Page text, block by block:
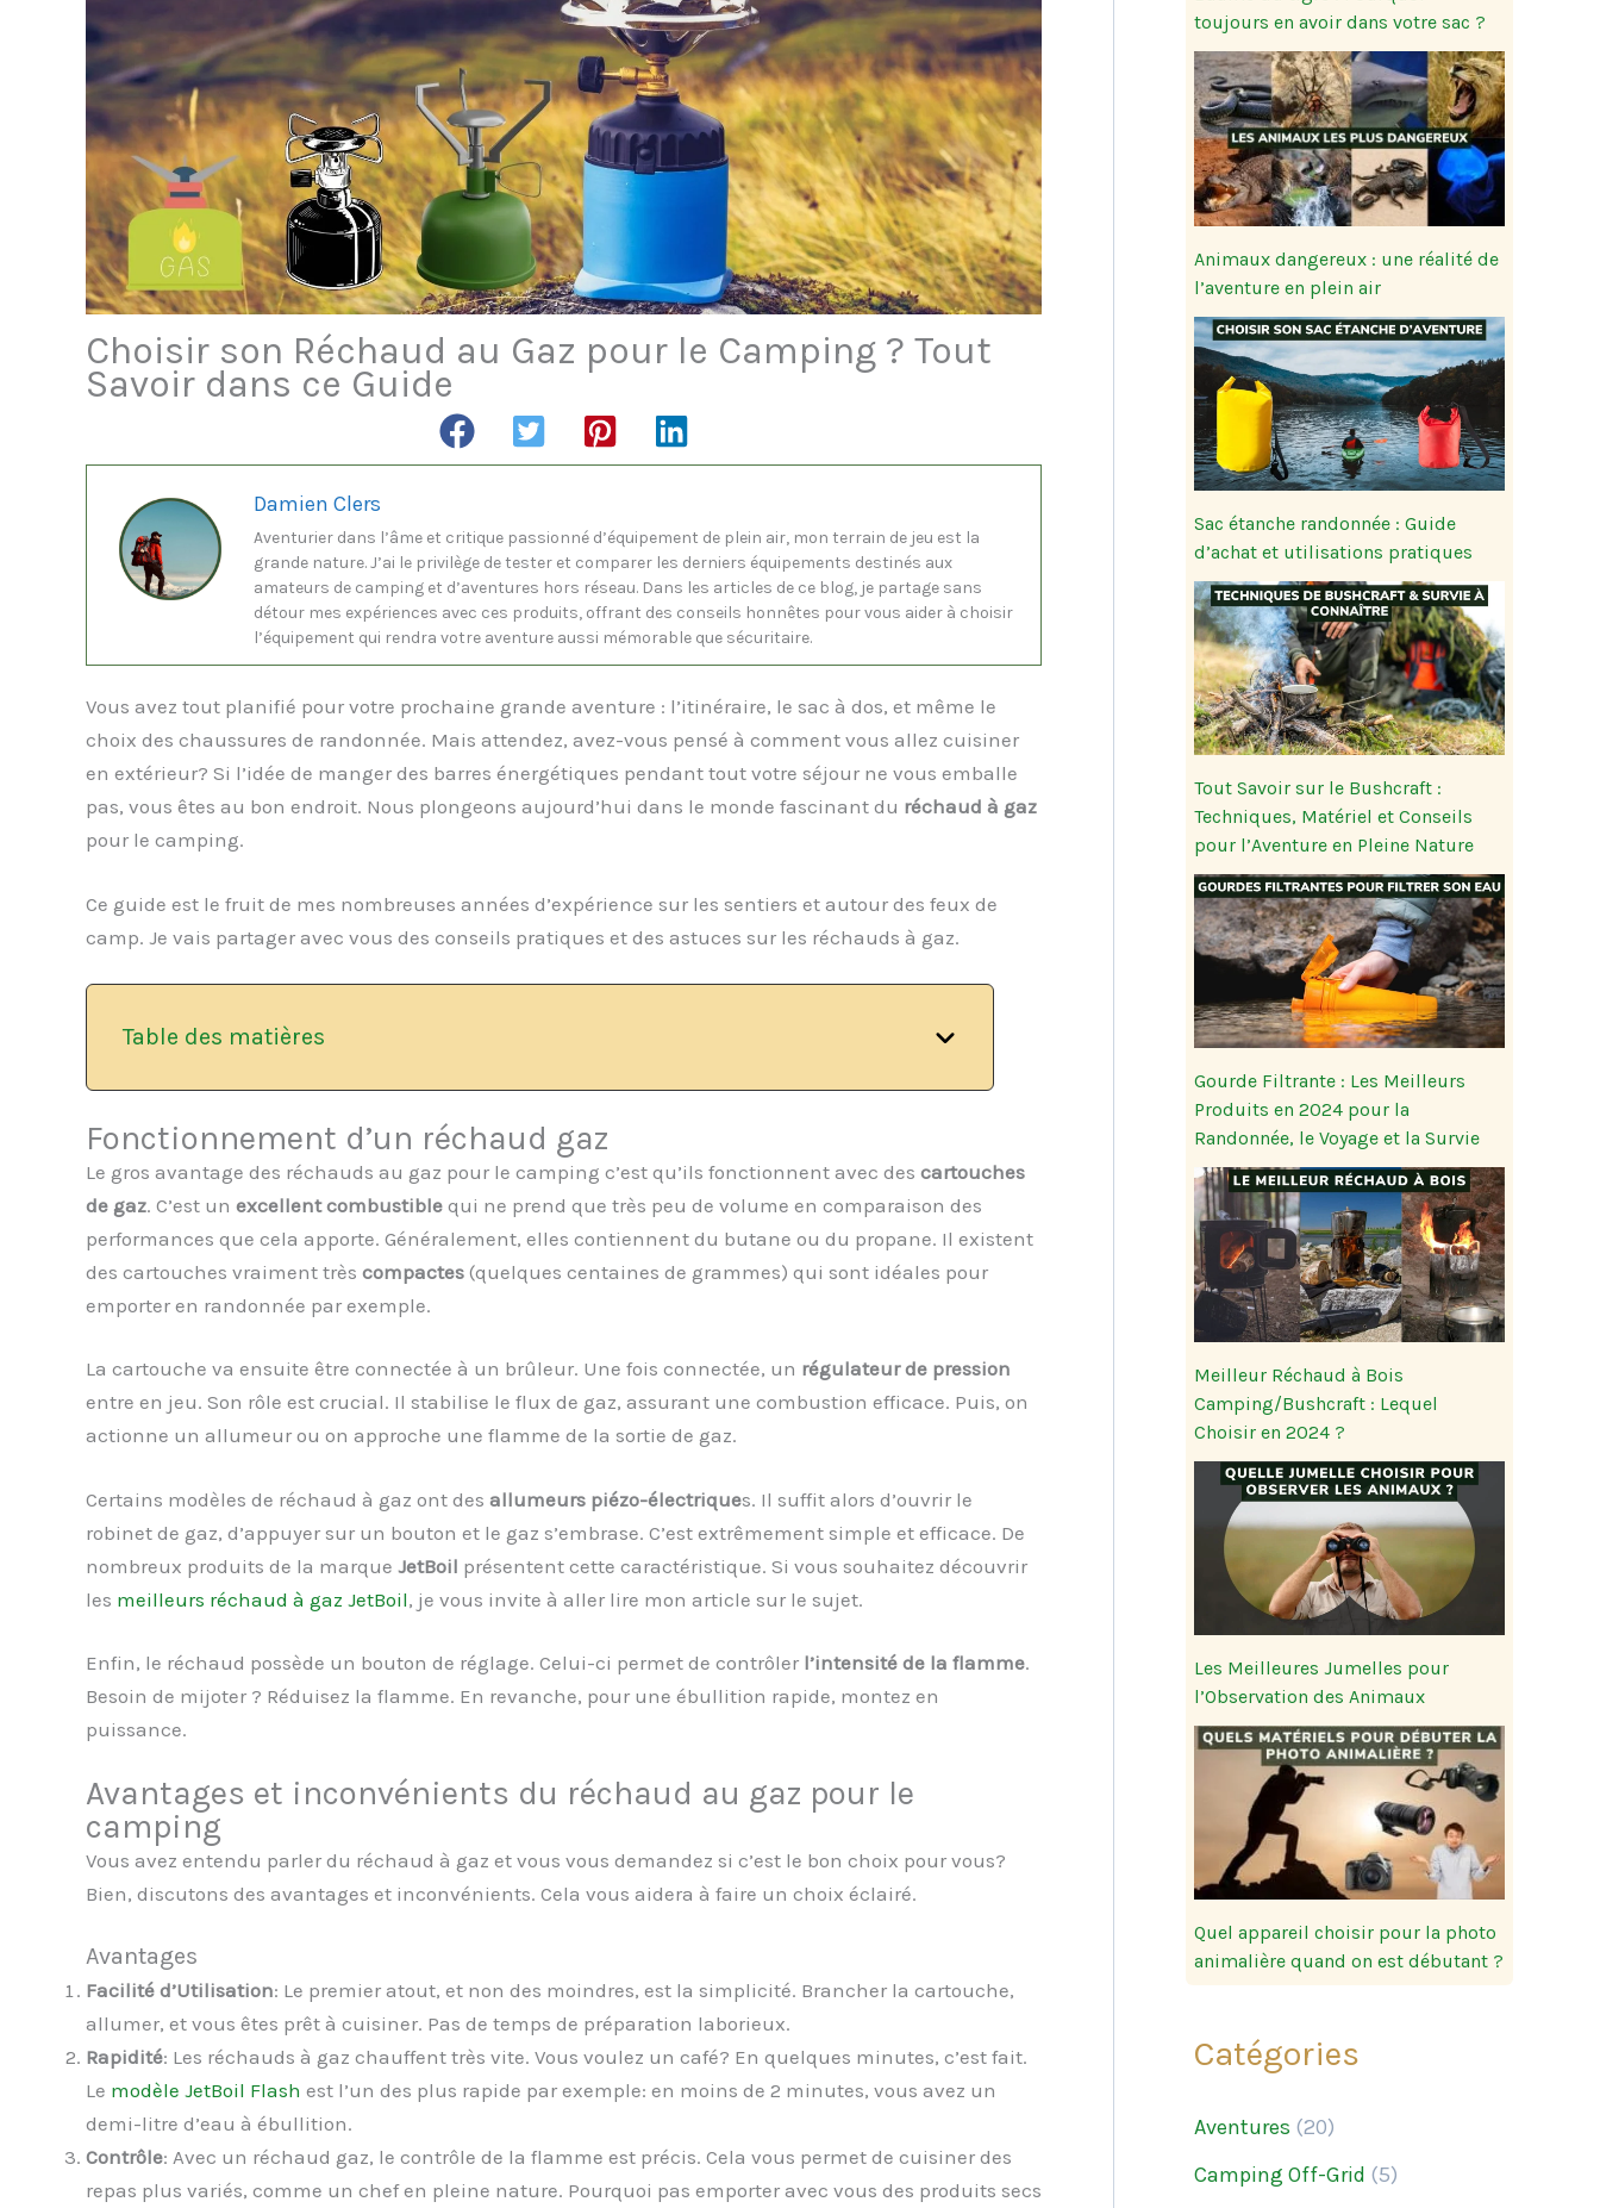
Choisir son Réchaud au Gaz pour le Camping ? Tout
Savoir dans ce Guide
Damien Clers
Aventurier dans l’âme et critique passionné d’équipement de plein air, mon terrain de jeu est la
grande nature. J’ai le privilège de tester et comparer les derniers équipements destinés aux
amateurs de camping et d’aventures hors réseau. Dans les articles de ce blog, je partage sans
détour mes expériences avec ces produits, offrant des conseils honnêtes pour vous aider à choisir
l’équipement qui rendra votre aventure aussi mémorable que sécuritaire.
Vous avez tout planifié pour votre prochaine grande aventure : l’itinéraire, le sac à dos, et même le
choix des chaussures de randonnée. Mais attendez, avez-vous pensé à comment vous allez cuisiner
en extérieur? Si l’idée de manger des barres énergétiques pendant tout votre séjour ne vous emballe
pas, vous êtes au bon endroit. Nous plongeons aujourd’hui dans le monde fascinant du réchaud à gaz
pour le camping.
Ce guide est le fruit de mes nombreuses années d’expérience sur les sentiers et autour des feux de
camp. Je vais partager avec vous des conseils pratiques et des astuces sur les réchauds à gaz.
Table des matières
Fonctionnement d’un réchaud gaz
Le gros avantage des réchauds au gaz pour le camping c’est qu’ils fonctionnent avec des cartouches
de gaz. C’est un excellent combustible qui ne prend que très peu de volume en comparaison des
performances que cela apporte. Généralement, elles contiennent du butane ou du propane. Il existent
des cartouches vraiment très compactes (quelques centaines de grammes) qui sont idéales pour
emporter en randonnée par exemple.
La cartouche va ensuite être connectée à un brûleur. Une fois connectée, un régulateur de pression
entre en jeu. Son rôle est crucial. Il stabilise le flux de gaz, assurant une combustion efficace. Puis, on
actionne un allumeur ou on approche une flamme de la sortie de gaz.
Certains modèles de réchaud à gaz ont des allumeurs piézo-électriques. Il suffit alors d’ouvrir le
robinet de gaz, d’appuyer sur un bouton et le gaz s’embrase. C’est extrêmement simple et efficace. De
nombreux produits de la marque JetBoil présentent cette caractéristique. Si vous souhaitez découvrir
les meilleurs réchaud à gaz JetBoil, je vous invite à aller lire mon article sur le sujet.
Enfin, le réchaud possède un bouton de réglage. Celui-ci permet de contrôler l’intensité de la flamme.
Besoin de mijoter ? Réduisez la flamme. En revanche, pour une ébullition rapide, montez en
puissance.
Avantages et inconvénients du réchaud au gaz pour le
camping
Vous avez entendu parler du réchaud à gaz et vous vous demandez si c’est le bon choix pour vous?
Bien, discutons des avantages et inconvénients. Cela vous aidera à faire un choix éclairé.
Avantages
Facilité d’Utilisation: Le premier atout, et non des moindres, est la simplicité. Brancher la cartouche,
allumer, et vous êtes prêt à cuisiner. Pas de temps de préparation laborieux.
Rapidité: Les réchauds à gaz chauffent très vite. Vous voulez un café? En quelques minutes, c’est fait.
Le modèle JetBoil Flash est l’un des plus rapide par exemple: en moins de 2 minutes, vous avez un
demi-litre d’eau à ébullition.
Contrôle: Avec un réchaud gaz, le contrôle de la flamme est précis. Cela vous permet de cuisiner des
repas plus variés, comme un chef en pleine nature. Pourquoi pas emporter avec vous des produits secs
toujours en avoir dans votre sac ?
Animaux dangereux : une réalité de
l’aventure en plein air
Sac étanche randonnée : Guide
d’achat et utilisations pratiques
Tout Savoir sur le Bushcraft :
Techniques, Matériel et Conseils
pour l’Aventure en Pleine Nature
Gourde Filtrante : Les Meilleurs
Produits en 2024 pour la
Randonnée, le Voyage et la Survie
Meilleur Réchaud à Bois
Camping/Bushcraft : Lequel
Choisir en 2024 ?
Les Meilleures Jumelles pour
l’Observation des Animaux
Quel appareil choisir pour la photo
animalière quand on est débutant ?
Catégories
Aventures (20)
Camping Off-Grid (5)